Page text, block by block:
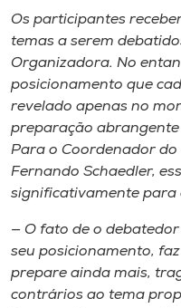
Museu
Unoesc
Store
Selecione
o idioma
Os participantes
temas a serem
Organizadora. No
posicionamento que
revelado apenas no
preparação
Para o Coordenador
Fernando Schaedler,
significativamente para
— O fato de o
seu posicionamento,
prepare ainda mais,
contrários ao tema